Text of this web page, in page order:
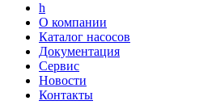
h
О компании
Каталог насосов
Документация
Сервис
Новости
Контакты